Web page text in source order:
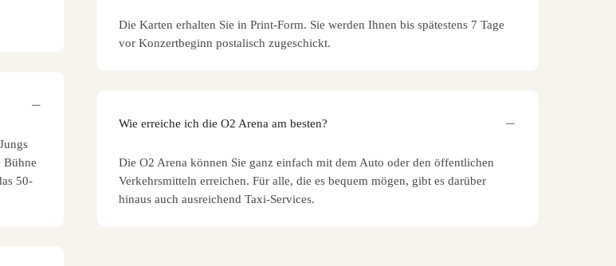
Bühne
50-
Die Karten erhalten Sie in Print-Form. Sie werden Ihnen bis spätestens 7 Tage
vor Konzertbeginn postalisch zugeschickt.
Wie erreiche ich die O2 Arena am besten?
Die O2 Arena können Sie ganz einfach mit dem Auto oder den öffentlichen
Verkehrsmitteln erreichen. Für alle, die es bequem mögen, gibt es darüber
hinaus auch ausreichend Taxi-Services.